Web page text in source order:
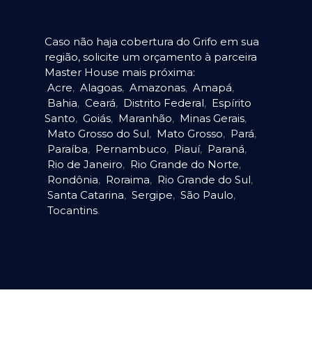
Caso não haja cobertura do Grifo em sua
região, solicite um orçamento à parceira
Master House mais próxima:
Acre, Alagoas, Amazonas, Amapá,
Bahia, Ceará, Distrito Federal, Espírito
Santo, Goiás, Maranhão, Minas Gerais,
Mato Grosso do Sul, Mato Grosso, Pará,
Paraíba, Pernambuco, Piauí, Paraná,
Rio de Janeiro, Rio Grande do Norte,
Rondônia, Roraima, Rio Grande do Sul,
Santa Catarina, Sergipe, São Paulo,
Tocantins.